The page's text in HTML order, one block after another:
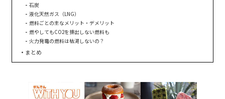
石炭
液化天然ガス（LNG）
燃料ごとの主なメリット・デメリット
燃やしてもCO2を排出しない燃料も
火力発電の燃料は枯渇しないの？
まとめ